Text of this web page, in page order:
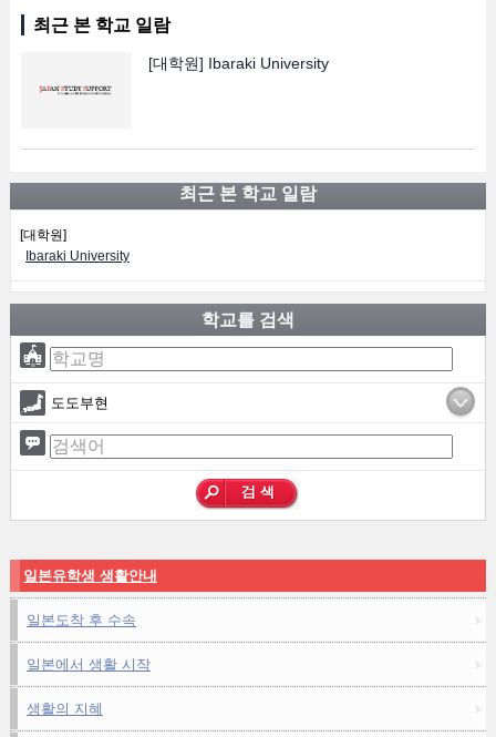
최근 본 학교 일람
[대학원] Ibaraki University
최근 본 학교 일람
[대학원]
Ibaraki University
학교를 검색
도도부현
일본유학생 생활안내
일본도착 후 수속
일본에서 생활 시작
생활의 지혜